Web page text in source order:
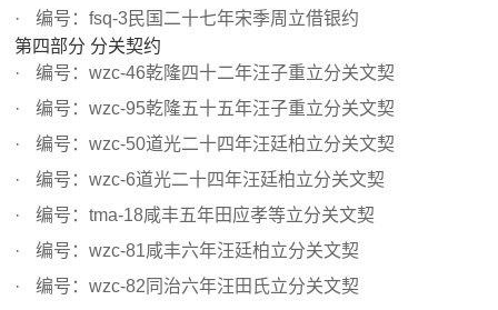
编号：fsq-3民国二十七年宋季周立借银约
第四部分 分关契约
编号：wzc-46乾隆四十二年汪子重立分关文契
编号：wzc-95乾隆五十五年汪子重立分关文契
编号：wzc-50道光二十四年汪廷柏立分关文契
编号：wzc-6道光二十四年汪廷柏立分关文契
编号：tma-18咸丰五年田应孝等立分关文契
编号：wzc-81咸丰六年汪廷柏立分关文契
编号：wzc-82同治六年汪田氏立分关文契